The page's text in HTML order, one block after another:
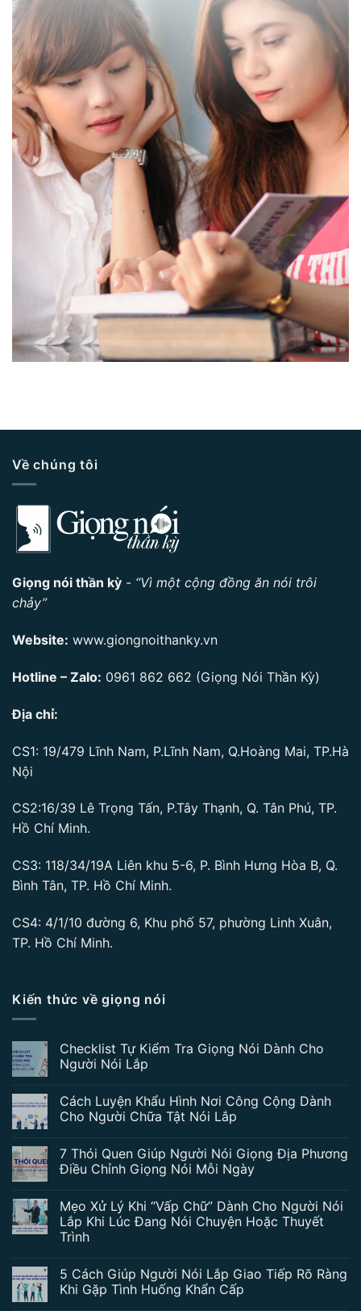
Về chúng tôi
Giọng nói thần kỳ - “Vì một cộng đồng ăn nói trôi
chảy”
Website: www.giongnoithanky.vn
Hotline – Zalo: 0961 862 662 (Giọng Nói Thần Kỳ)
Địa chỉ:
CS1: 19/479 Lĩnh Nam, P.Lĩnh Nam, Q.Hoàng Mai, TP.Hà
Nội
CS2:16/39 Lê Trọng Tấn, P.Tây Thạnh, Q. Tân Phú, TP.
Hồ Chí Minh.
CS3: 118/34/19A Liên khu 5-6, P. Bình Hưng Hòa B, Q.
Bình Tân, TP. Hồ Chí Minh.
CS4: 4/1/10 đường 6, Khu phố 57, phường Linh Xuân,
TP. Hồ Chí Minh.
Kiến thức về giọng nói
Checklist Tự Kiểm Tra Giọng Nói Dành Cho
Người Nói Lắp
Cách Luyện Khẩu Hình Nơi Công Cộng Dành
Cho Người Chữa Tật Nói Lắp
7 Thói Quen Giúp Người Nói Giọng Địa Phương
Điều Chỉnh Giọng Nói Mỗi Ngày
Mẹo Xử Lý Khi “Vấp Chữ” Dành Cho Người Nói
Lắp Khi Lúc Đang Nói Chuyện Hoặc Thuyết
Trình
5 Cách Giúp Người Nói Lắp Giao Tiếp Rõ Ràng
Khi Gặp Tình Huống Khẩn Cấp